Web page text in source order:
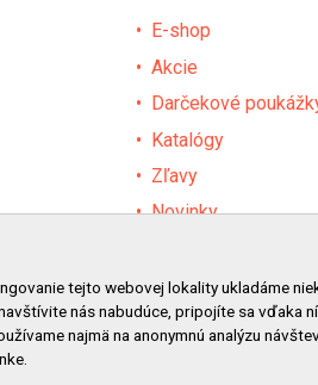
E-shop
Akcie
Darčekové
Katalógy
Zľavy
Novinky
Bazár
Výzvy pre obce a
tejto webovej lokality ukladáme
nás nabudúce, pripojíte sa vďaka
najmä na anonymnú analýzu